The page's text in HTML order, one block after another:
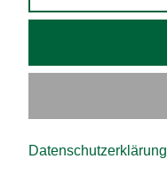
Widerrufsbelehrung
Cookies bearbeiten
Datenschutzerklärung